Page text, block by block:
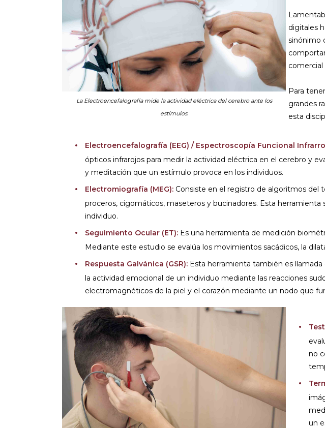
La Electroencefalografía mide la actividad eléctrica del cerebro ante los
estímulos.
digitales
sinónimo
comercial
Para
grandes
esta
Electroencefalografía (EEG) / Espectroscopía Funcional
ópticos infrarojos para medir la actividad eléctrica en el cerebro y
y meditación que un estímulo provoca en los individuos.
Electromiografía (MEG): Consiste en el registro de algoritmos del
proceros, cigomáticos, maseteros y bucinadores. Esta
individuo.
Seguimiento Ocular (ET): Es una herramienta de medición
Mediante este estudio se evalúa los movimientos sacádicos, la
Respuesta Galvánica (GSR): Esta herramienta también es
la actividad emocional de un individuo mediante las reacciones
electromagnéticos de la piel y el corazón mediante un nodo que
no
un